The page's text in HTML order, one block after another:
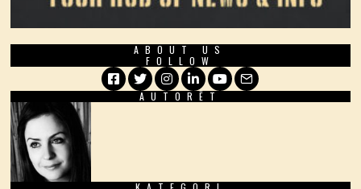
ABOUT US
FOLLOW
Facebook
TwitterInstagram
LinkedIn
YouTube
Email
AUTORËT